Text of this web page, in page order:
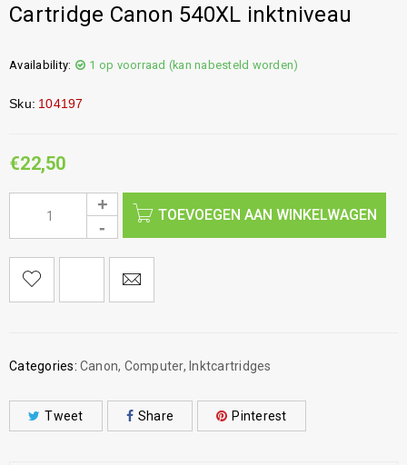
Cartridge Canon 540XL inktniveau
Availability: 1 op voorraad (kan nabesteld worden)
Sku: 104197
€22,50
TOEVOEGEN AAN WINKELWAGEN
Categories: Canon, Computer, Inktcartridges
Tweet Share Pinterest